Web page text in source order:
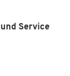
für Objekte mit
5 kgService